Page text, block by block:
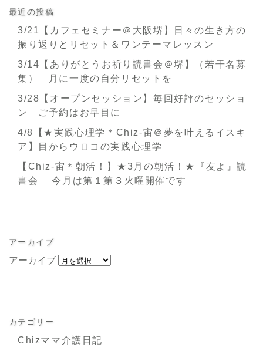
最近の投稿
3/21【カフェセミナー＠大阪堺】日々の生き方の
振り返りとリセット＆ワンテーマレッスン
3/14【ありがとうお祈り読書会＠堺】（若干名募
集） 月に一度の自分リセットを
3/28【オープンセッション】毎回好評のセッショ
ン ご予約はお早目に
4/8【★実践心理学＊Chiz-宙＠夢を叶えるイスキ
ア】目からウロコの実践心理学
【Chiz-宙＊朝活！】★3月の朝活！★『友よ』読
書会 今月は第１第３火曜開催です
アーカイブ
アーカイブ
カテゴリー
Chizママ介護日記